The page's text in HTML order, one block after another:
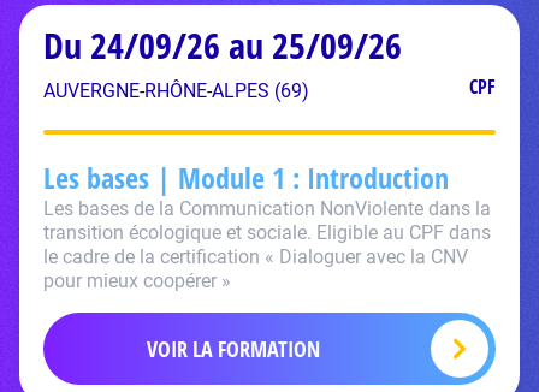
Du 24/09/26 au 25/09/26
AUVERGNE-RHÔNE-ALPES (69) CPF
Les bases | Module 1 : Introduction
Les bases de la Communication NonViolente dans la
transition écologique et sociale. Eligible au CPF dans
le cadre de la certification « Dialoguer avec la CNV
pour mieux coopérer »
VOIR LA FORMATION